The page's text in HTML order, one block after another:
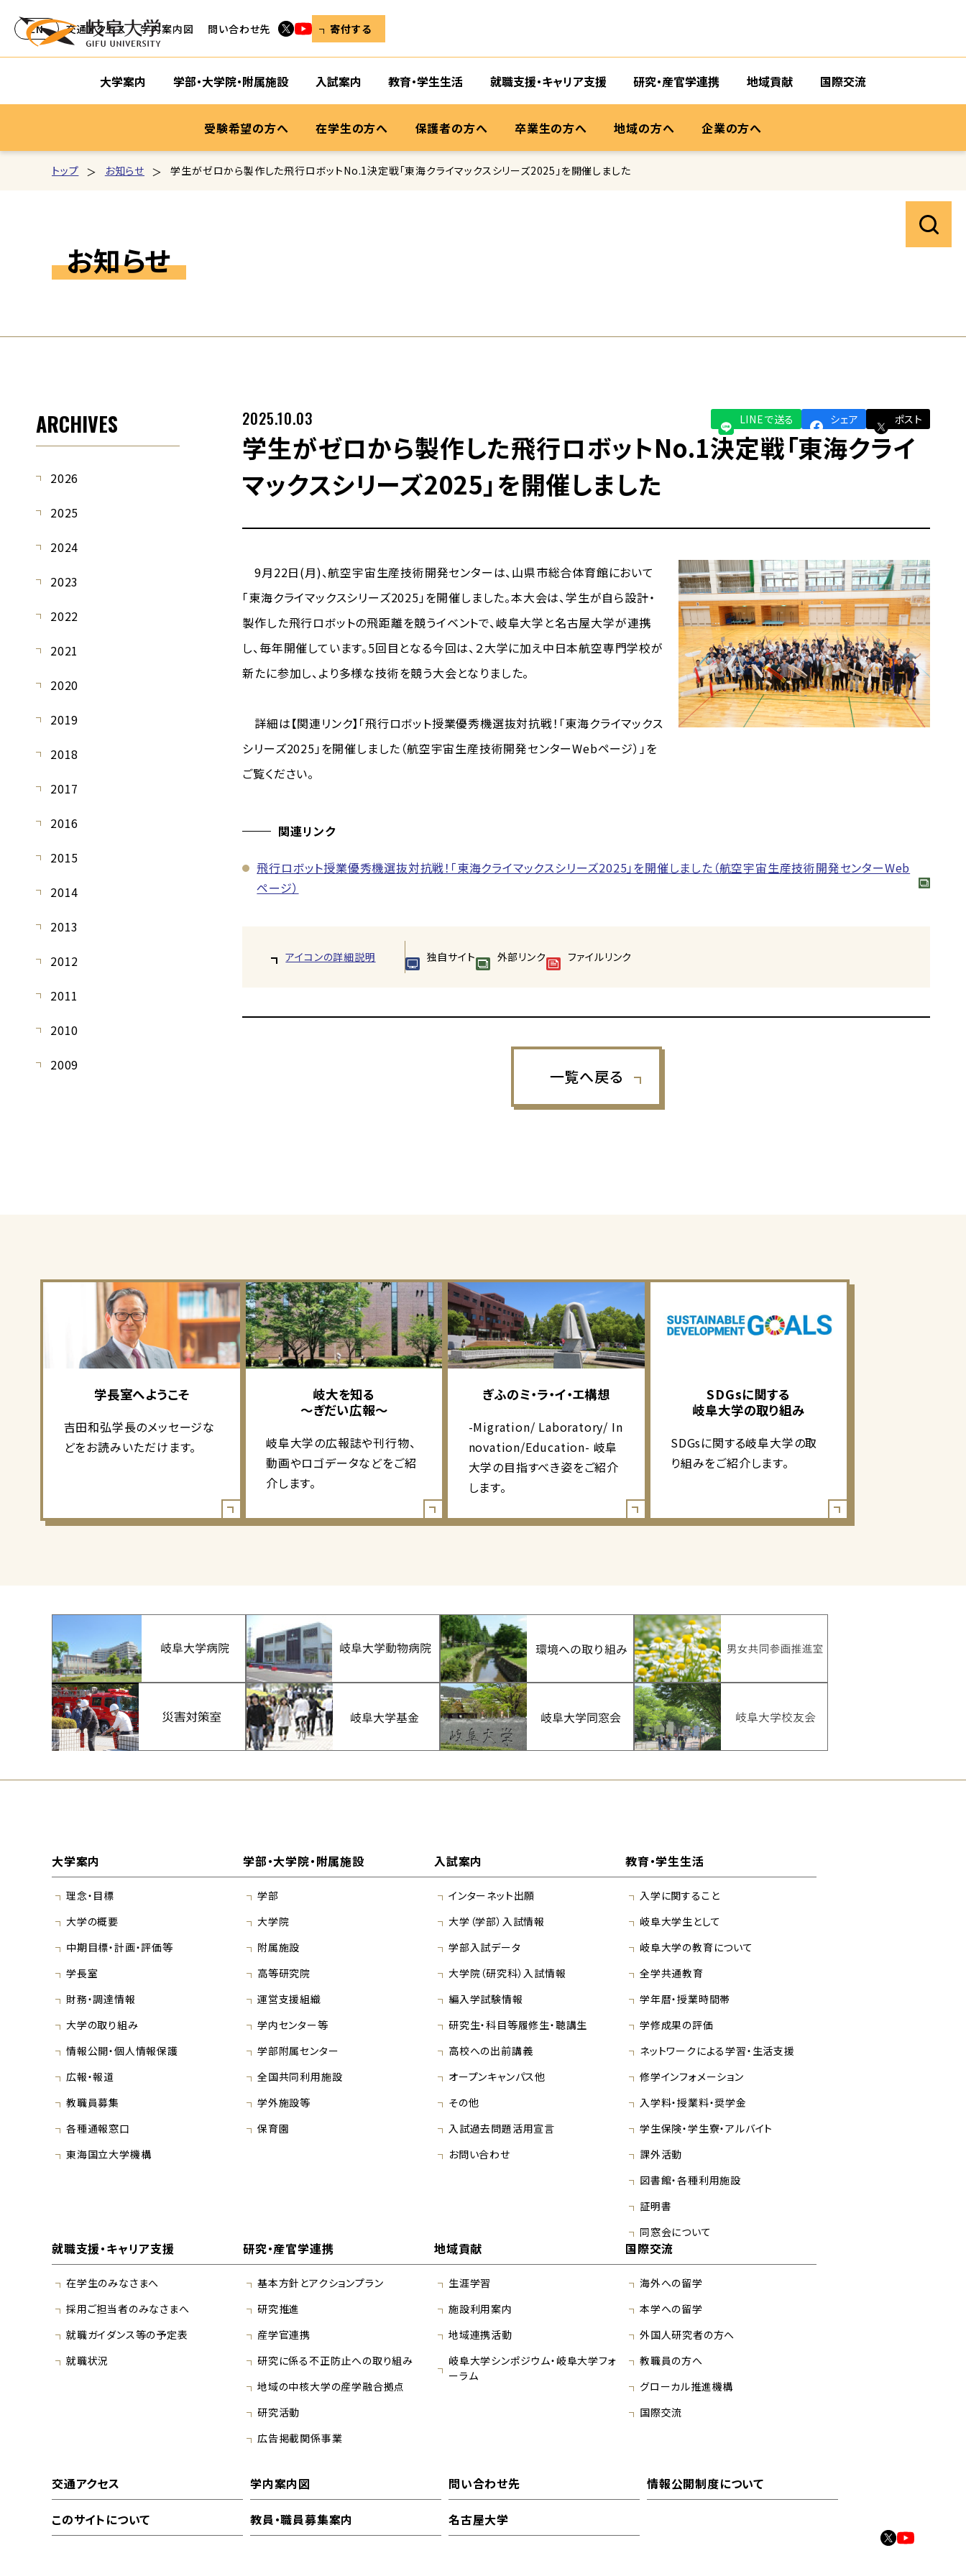
大学案内 学部・大学院・附属施設 入試案内 教育・学生生活 就職支援・キャリア支援 研究・産官学連携 地域貢献 国際交流
受験希望の方へ 在学生の方へ 保護者の方へ 卒業生の方へ 地域の方へ 企業の方へ
EN 交通アクセス 学内案内図 問い合わせ先 寄付する
トップ お知らせ 学生がゼロから製作した飛行ロボットNo.1決定戦「東海クライマックスシリーズ2025」を開催しました
お知らせ
学生がゼロから製作した飛行ロボットNo.1決定戦「東海クライ
マックスシリーズ2025」を開催しました
2025.10.03 LINEで送る シェア ポスト
9月22日(月)、航空宇宙生産技術開発センターは、山県市総合体育館において
「東海クライマックスシリーズ2025」を開催しました。本大会は、学生が自ら設計・
製作した飛行ロボットの飛距離を競うイベントで、岐阜大学と名古屋大学が連携
し、毎年開催しています。5回目となる今回は、２大学に加え中日本航空専門学校が
新たに参加し、より多様な技術を競う大会となりました。
詳細は【関連リンク】「飛行ロボット授業優秀機選抜対抗戦！「東海クライマックス
シリーズ2025」を開催しました（航空宇宙生産技術開発センターWebページ）」を
ご覧ください。
関連リンク
飛行ロボット授業優秀機選抜対抗戦！「東海クライマックスシリーズ2025」を開催しました（航空宇宙生産技術開発センターWeb
ページ）
アイコンの詳細説明 独自サイト 外部リンク ファイルリンク
一覧へ戻る
ARCHIVES
2026
2025
2024
2023
2022
2021
2020
2019
2018
2017
2016
2015
2014
2013
2012
2011
2010
2009
学長室へようこそ
吉田和弘学長のメッセージな
どをお読みいただけます。
岐大を知る
～ぎだい広報～
岐阜大学の広報誌や刊行物、
動画やロゴデータなどをご紹
介します。
ぎふのミ・ラ・イ・エ構想
-Migration/ Laboratory/ In
novation/Education- 岐阜
大学の目指すべき姿をご紹介
します。
SDGsに関する
岐阜大学の取り組み
SDGsに関する岐阜大学の取
り組みをご紹介します。
大学案内
理念・目標
大学の概要
中期目標・計画・評価等
学長室
財務・調達情報
大学の取り組み
情報公開・個人情報保護
広報・報道
教職員募集
各種通報窓口
東海国立大学機構
学部・大学院・附属施設
学部
大学院
附属施設
高等研究院
運営支援組織
学内センター等
学部附属センター
全国共同利用施設
学外施設等
保育園
入試案内
インターネット出願
大学（学部）入試情報
学部入試データ
大学院（研究科）入試情報
編入学試験情報
研究生・科目等履修生・聴講生
高校への出前講義
オープンキャンパス他
その他
入試過去問題活用宣言
お問い合わせ
教育・学生生活
入学に関すること
岐阜大学生として
岐阜大学の教育について
全学共通教育
学年暦・授業時間帯
学修成果の評価
ネットワークによる学習・生活支援
修学インフォメーション
入学料・授業料・奨学金
学生保険・学生寮・アルバイト
課外活動
図書館・各種利用施設
証明書
同窓会について
就職支援・キャリア支援
在学生のみなさまへ
採用ご担当者のみなさまへ
就職ガイダンス等の予定表
就職状況
研究・産官学連携
基本方針とアクションプラン
研究推進
産学官連携
研究に係る不正防止への取り組み
地域の中核大学の産学融合拠点
研究活動
広告掲載関係事業
地域貢献
生涯学習
施設利用案内
地域連携活動
岐阜大学シンポジウム・岐阜大学フォ
ーラム
国際交流
海外への留学
本学への留学
外国人研究者の方へ
教職員の方へ
グローカル推進機構
国際交流
交通アクセス 学内案内図 問い合わせ先 情報公開制度について
このサイトについて 教員・職員募集案内 名古屋大学